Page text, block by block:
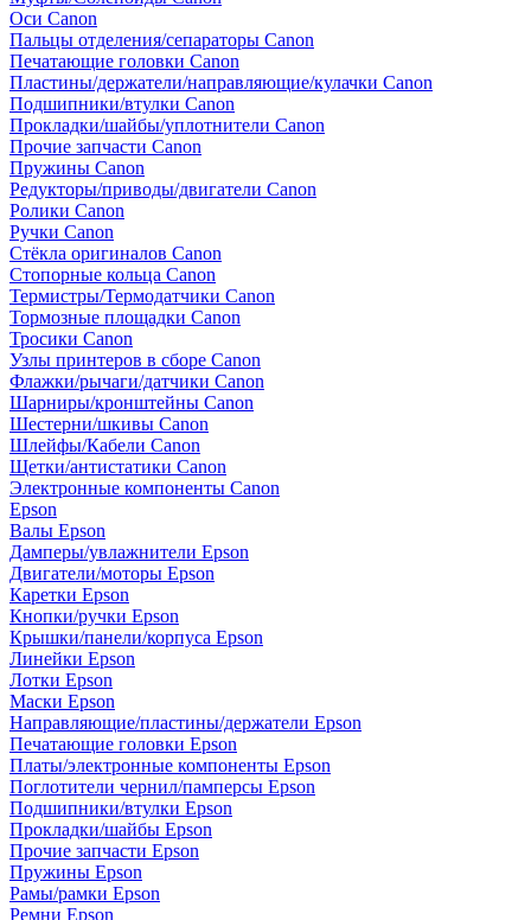
Оси Canon
Пальцы отделения/сепараторы Canon
Печатающие головки Canon
Пластины/держатели/направляющие/кулачки Canon
Подшипники/втулки Canon
Прокладки/шайбы/уплотнители Canon
Прочие запчасти Canon
Пружины Canon
Редукторы/приводы/двигатели Canon
Ролики Canon
Ручки Canon
Стёкла оригиналов Canon
Стопорные кольца Canon
Термистры/Термодатчики Canon
Тормозные площадки Canon
Тросики Canon
Узлы принтеров в сборе Canon
Флажки/рычаги/датчики Canon
Шарниры/кронштейны Canon
Шестерни/шкивы Canon
Шлейфы/Кабели Canon
Щетки/антистатики Canon
Электронные компоненты Canon
Epson
Валы Epson
Дамперы/увлажнители Epson
Двигатели/моторы Epson
Каретки Epson
Кнопки/ручки Epson
Крышки/панели/корпуса Epson
Линейки Epson
Лотки Epson
Маски Epson
Направляющие/пластины/держатели Epson
Печатающие головки Epson
Платы/электронные компоненты Epson
Поглотители чернил/памперсы Epson
Подшипники/втулки Epson
Прокладки/шайбы Epson
Прочие запчасти Epson
Пружины Epson
Рамы/рамки Epson
Ремни Epson